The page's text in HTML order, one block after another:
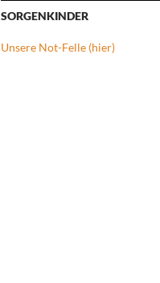
SORGENKINDER
Unsere Not-Felle (hier)